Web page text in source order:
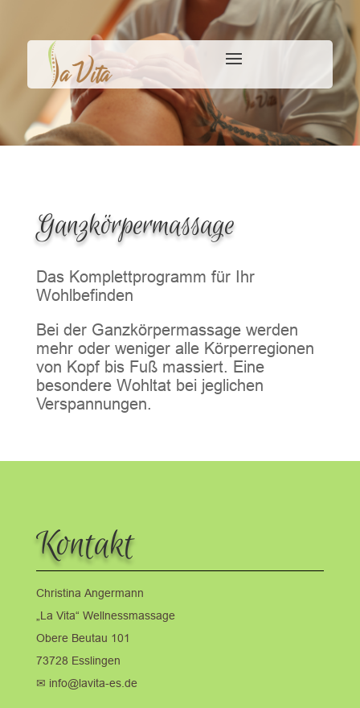
Ganzkörpermassage
Das Komplettprogramm für Ihr
Wohlbefinden
Bei der Ganzkörpermassage werden
mehr oder weniger alle Körperregionen
von Kopf bis Fuß massiert. Eine
besondere Wohltat bei jeglichen
Verspannungen.
Kontakt
Christina Angermann
„La Vita“ Wellnessmassage
Obere Beutau 101
73728 Esslingen
✉ info@lavita-es.de